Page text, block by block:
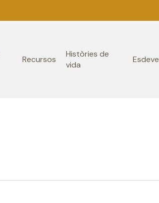
Recursos
Històries de
vida